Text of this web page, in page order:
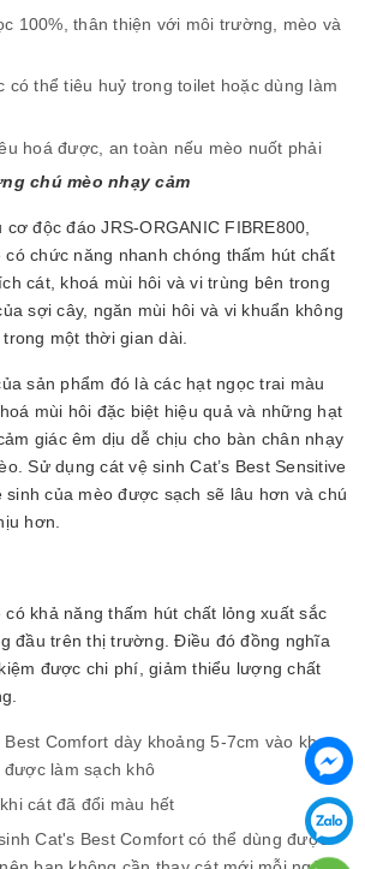
100%, thân thiện với môi trường, mèo và
có thể tiêu huỷ trong toilet hoặc dùng làm
hoá được, an toàn nếu mèo nuốt phải
chú mèo nhạy cảm
độc đáo JRS-ORGANIC FIBRE800,
có chức năng nhanh chóng thấm hút chất
cát, khoá mùi hôi và vi trùng bên trong
sợi cây, ngăn mùi hôi và vi khuẩn không
một thời gian dài.
sản phẩm đó là các hạt ngọc trai màu
mùi hôi đặc biệt hiệu quả và những hạt
giác êm dịu dễ chịu cho bàn chân nhạy
Sử dụng cát vệ sinh Cat’s Best Sensitive
sinh của mèo được sạch sẽ lâu hơn và chú
hơn.
có khả năng thấm hút chất lỏng xuất sắc
đầu trên thị trường. Điều đó đồng nghĩa
được chi phí, giảm thiểu lượng chất
Best Comfort dày khoảng 5-7cm vào khay
làm sạch khô
cát đã đổi màu hết
Cat's Best Comfort có thể dùng được